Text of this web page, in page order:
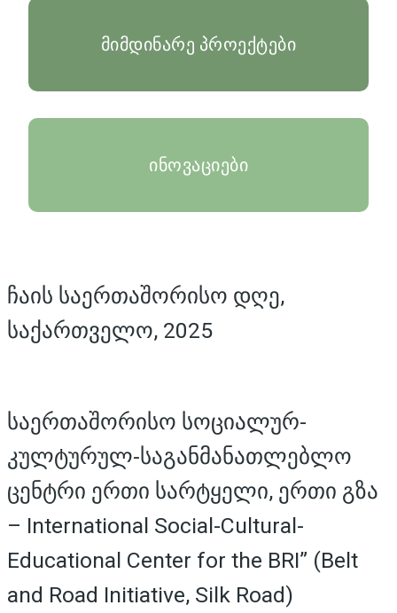
მიმდინარე პროექტები
ინოვაციები
ჩაის საერთაშორისო დღე,
საქართველო, 2025
საერთაშორისო სოციალურ-
კულტურულ-საგანმანათლებლო
ცენტრი ერთი სარტყელი, ერთი გზა
– International Social-Cultural-
Educational Center for the BRI” (Belt
and Road Initiative, Silk Road)